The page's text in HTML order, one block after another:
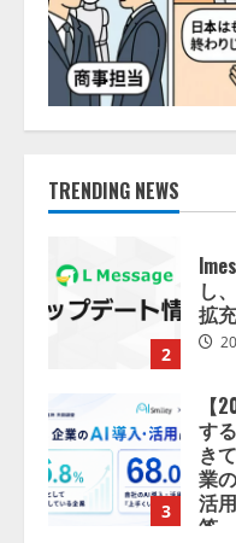
TRENDING NEWS
5
1
【
ォ
2
し
拡充
3
【
す
き
業
活
答